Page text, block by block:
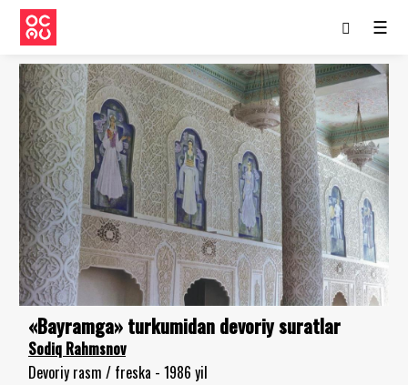
☰
«Bayramga» turkumidan devoriy suratlar
Sodiq Rahmsnov
Devoriy rasm / freska - 1986 yil